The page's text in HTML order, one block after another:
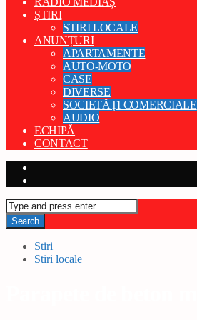
ȘTIRI
STIRI LOCALE
ANUNȚURI
APARTAMENTE
AUTO-MOTO
CASE
DIVERSE
SOCIETĂȚI COMERCIALE
AUDIO
ECHIPĂ
CONTACT
Stiri
Stiri locale